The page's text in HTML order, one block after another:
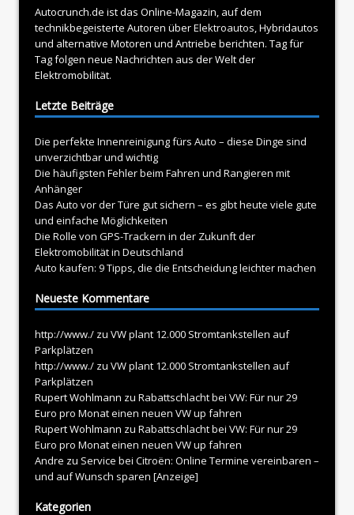
Autocrunch.de ist das Online-Magazin, auf dem
technikbegeisterte Autoren überElektroautos, Hybridautos
und alternative Motoren und Antriebe berichten. Tag für
Tag folgen neue Nachrichten aus der Welt der
Elektromobilität.
Letzte Beiträge
Die perfekte Innenreinigung fürs Auto – diese Dinge sind
unverzichtbar und wichtig
Die häufigsten Fehler beim Fahren und Rangieren mit
Anhänger
Das Auto vor der Türe gut sichern – es gibt heute viele gute
und einfache Möglichkeiten
Die Rolle von GPS-Trackern in der Zukunft der
Elektromobilität in Deutschland
Auto kaufen: 9 Tipps, die die Entscheidung leichter machen
Neueste Kommentare
http://www./ zu VW plant 12.000 Stromtankstellen auf
Parkplätzen
http://www./ zu VW plant 12.000 Stromtankstellen auf
Parkplätzen
Rupert Wohlmann zu Rabattschlacht bei VW: Für nur 29
Euro pro Monat einen neuen VW up fahren
Rupert Wohlmann zu Rabattschlacht bei VW: Für nur 29
Euro pro Monat einen neuen VW up fahren
Andre zu Service bei Citroën: Online Termine vereinbaren –
und auf Wunsch sparen [Anzeige]
Kategorien